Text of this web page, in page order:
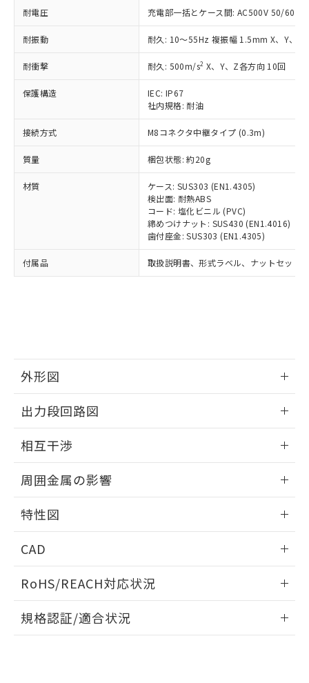
耐電圧 充電部一括とケース間: AC500V 50/
耐振動 耐久: 10～55Hz 複振幅 1.5mm X、Y、Z
耐衝撃 耐久: 500m/s2 X、Y、Z各方向 10回
保護構造
IEC: IP67
社内規格: 耐油
接続方式 M8コネクタ中継タイプ (0.3m)
質量 梱包状態: 約20g
材質
ケース: SUS303 (EN1.4305)
検出面: 耐熱ABS
コード: 塩化ビニル (PVC)
締めつけナット: SUS430 (EN1.4016)
歯付座金: SUS303 (EN1.4305)
付属品 取扱説明書、形式ラベル、ナットセット
外形図
外形図
出力段回路図
出力段回路図
相互干渉
相互干渉
周囲金属の影響
周囲金属の影響
L: 6mm以上、φd: 12mm以上、m: 9mm以上、D: 6mm以
特性図
検出物体の大きさと材質による影響
CAD
ドすることができます。
ログイン/会員登録
RoHS/REACH対応状況
EU RoHS 注意事項・凡例
規格認証/適合状況
記載している更新日時点での社内デー
タに基づき作成されるものであり、閲
覧された時点での実際の在庫および標
準価格とは異なる場合があることをご
了承ください。
様のお取引先、またはお客様担当のオ
ムロン制御機器販売店・当社販売員に
ご相談ください。
オムロン制御機器販売店や当社販売拠
販売ネットワーク
」をご確認
在庫状況および標準価格結果を当社の
事前の承諾なく第三者に漏洩または開
示しないようお願いします。
マイパーツ機能（部品リスト作成サー
ビス）をご利用いただくには、I-Web
メンバーズにご登録されている必要が
あります。
をご了承ください。
の共同利用に関して"
の「1.共同利
用者の範囲」に記載されている法人を
指します。
ミウム(Cd) 100ppm以下、
六価クロム(Cr(Ⅵ)) 1000ppm以下、ポリ臭化ビフェニル
類(PBB) 1000ppm以下、ポリ臭化ジフェニルエーテル類
(PBDE) 1000ppm以下、フタル酸ビス(2-エチルヘキシ
ル) (DEHP)(別名：DOP) 1000ppm以下、フタル酸ブチ
ルベンジル（BBP） 1000ppm以下、フタル酸ジブチル
（DBP） 1000ppm以下、フタル酸ジイソブチル
適用除外項目は除く。
フタル酸エステル類の４物質については閾値を超える意
図的な使用がないことを確認しています。
部品在庫の切り替え状況などにより、予定
月が前後することがあります。
EU RoHS指令（10物質）の非含有証明書
51物質の非含有証明書（当社基準）
るもので、過去に遡って非含有を証明する
ものではありません。
また、RoHS指令のフタル酸エステル類４
荷製品に未対応品が混在することから備考
欄に対応日を記載しておりました。
既に当社にて対応品への在庫切替を完了
していることから、特段のことがない限
り、2022年1月12日より割愛しておりま
*中国RoHS10物質の基準値 (GB/T26572)：
Pb(鉛) :1000ppm、 Hg(水銀) : 1000ppm、 Cd(カドミウ
Cr(Ⅵ)(六価クロム) : 1000ppm、 PBBs(ポリ臭化ビフェ
DBP(フタル酸ジブチル) : 1000ppm、 DIBP(フタル酸ジ
イソブチル) : 1000ppm、 BBP(フタル酸ブチルベンジ
DEHP(フタル酸ビス(2-エチルヘキシル)) : 1000ppm
※2 環境保護使用期限
「ｅ」：有害物質（10物質）のすべてが基
準値以下であることを示します。
「10」：通常の使用状況下において有害物
質が外部に漏えいし、環境に深刻な影響を
及ぼさない年数を意味します。
「－」：未確認です。当社販売部門へお問
（以下｢規制貨物等」という）を輸出
または国外への提供する場合は、日本
国政府の輸出許可(または役務取引許
可)を取得するなどの必要な手続きを
当社は規制貨物を破棄する場合は、完
全に破砕するなど、違法に輸出されな
いよう必要な手段を講じます。
当社は貴社製品を、核兵器、ミサイ
ル、化学兵器、生物兵器またはその他
武器並びにこれらの製造装置等に一切
使用いたしません。
当社は、貴社製品を第三者に販売する
場合は、上記1、2および3の内容を当
該第三者に通知します。また当社は、
販売先および販売に係わる関係者が違
法に輸出するおそれがある場合は、取
り引きをいたしません。
一定数以上の在庫あり
一定数には満たないが在庫あり
在庫なし(最新の在庫状況につ
いては、お客様のお取引先、ま
たはお客様担当のオムロン制御
機器販売店・当社販売員にご確
認ください)
受注生産機種、また在庫状況の
情報を公開していない機種